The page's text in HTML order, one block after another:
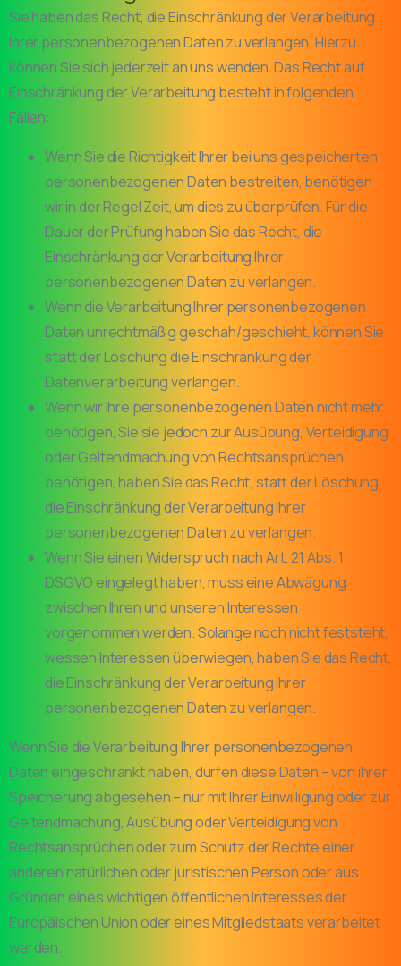
Sie haben das Recht, die Einschränkung der Verarbeitung
Ihrer personenbezogenen Daten zu verlangen. Hierzu
können Sie sich jederzeit an uns wenden. Das Recht auf
Einschränkung der Verarbeitung besteht in folgenden
Fällen:
Wenn Sie die Richtigkeit Ihrer bei uns gespeicherten
personenbezogenen Daten bestreiten, benötigen
wir in der Regel Zeit, um dies zu überprüfen. Für die
Dauer der Prüfung haben Sie das Recht, die
Einschränkung der Verarbeitung Ihrer
personenbezogenen Daten zu verlangen.
Wenn die Verarbeitung Ihrer personenbezogenen
Daten unrechtmäßig geschah/geschieht, können Sie
statt der Löschung die Einschränkung der
Datenverarbeitung verlangen.
Wenn wir Ihre personenbezogenen Daten nicht mehr
benötigen, Sie sie jedoch zur Ausübung, Verteidigung
oder Geltendmachung von Rechtsansprüchen
benötigen, haben Sie das Recht, statt der Löschung
die Einschränkung der Verarbeitung Ihrer
personenbezogenen Daten zu verlangen.
Wenn Sie einen Widerspruch nach Art. 21 Abs. 1
DSGVO eingelegt haben, muss eine Abwägung
zwischen Ihren und unseren Interessen
vorgenommen werden. Solange noch nicht feststeht,
wessen Interessen überwiegen, haben Sie das Recht,
die Einschränkung der Verarbeitung Ihrer
personenbezogenen Daten zu verlangen.
Wenn Sie die Verarbeitung Ihrer personenbezogenen
Daten eingeschränkt haben, dürfen diese Daten – von ihrer
Speicherung abgesehen – nur mit Ihrer Einwilligung oder zur
Geltendmachung, Ausübung oder Verteidigung von
Rechtsansprüchen oder zum Schutz der Rechte einer
anderen natürlichen oder juristischen Person oder aus
Gründen eines wichtigen öffentlichen Interesses der
Europäischen Union oder eines Mitgliedstaats verarbeitet
werden.